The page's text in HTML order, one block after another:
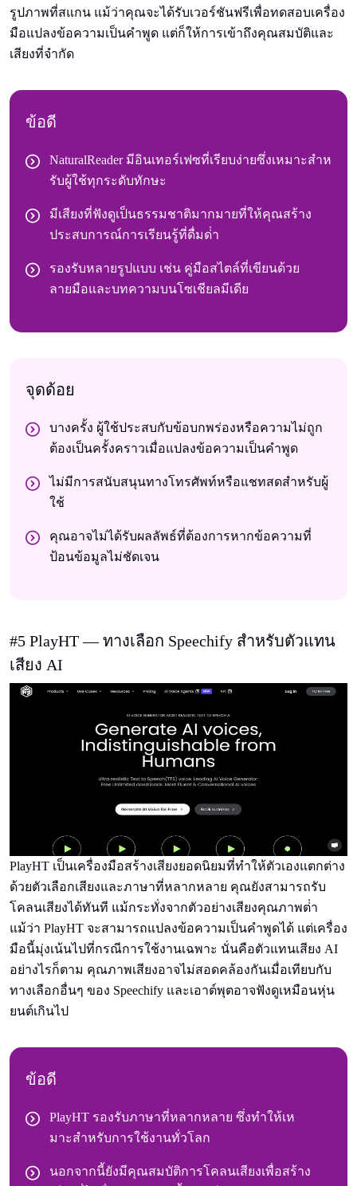
รูปภาพที่สแกน แม้ว่าคุณจะได้รับเวอร์ชันฟรีเพื่อทดสอบเครื่อง
มือแปลงข้อความเป็นคําพูด แต่ก็ให้การเข้าถึงคุณสมบัติและ
เสียงที่จํากัด
ข้อดี
NaturalReader มีอินเทอร์เฟซที่เรียบง่ายซึ่งเหมาะสําห
รับผู้ใช้ทุกระดับทักษะ
มีเสียงที่ฟังดูเป็นธรรมชาติมากมายที่ให้คุณสร้าง
ประสบการณ์การเรียนรู้ที่ดื่มด่ํา
รองรับหลายรูปแบบ เช่น คู่มือสไตล์ที่เขียนด้วย
ลายมือและบทความบนโซเชียลมีเดีย
จุดด้อย
บางครั้ง ผู้ใช้ประสบกับข้อบกพร่องหรือความไม่ถูก
ต้องเป็นครั้งคราวเมื่อแปลงข้อความเป็นคําพูด
ไม่มีการสนับสนุนทางโทรศัพท์หรือแชทสดสําหรับผู้
ใช้
คุณอาจไม่ได้รับผลลัพธ์ที่ต้องการหากข้อความที่
ป้อนข้อมูลไม่ชัดเจน
#5 PlayHT — ทางเลือก Speechify สําหรับตัวแทน
เสียง AI
PlayHT เป็นเครื่องมือสร้างเสียงยอดนิยมที่ทําให้ตัวเองแตกต่าง
ด้วยตัวเลือกเสียงและภาษาที่หลากหลาย คุณยังสามารถรับ
โคลนเสียงได้ทันที แม้กระทั่งจากตัวอย่างเสียงคุณภาพต่ํา
แม้ว่า PlayHT จะสามารถแปลงข้อความเป็นคําพูดได้ แต่เครื่อง
มือนี้มุ่งเน้นไปที่กรณีการใช้งานเฉพาะ นั่นคือตัวแทนเสียง AI
อย่างไรก็ตาม คุณภาพเสียงอาจไม่สอดคล้องกันเมื่อเทียบกับ
ทางเลือกอื่นๆ ของ Speechify และเอาต์พุตอาจฟังดูเหมือนหุ่น
ยนต์เกินไป
ข้อดี
PlayHT รองรับภาษาที่หลากหลาย ซึ่งทําให้เห
มาะสําหรับการใช้งานทั่วโลก
นอกจากนี้ยังมีคุณสมบัติการโคลนเสียงเพื่อสร้าง